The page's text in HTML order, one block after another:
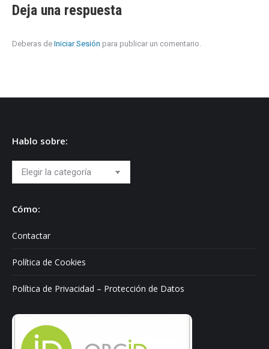
Deja una respuesta
Deberas de Iniciar Sesión para publicar un comentario.
Hablo sobre:
Hablo
sobre:
Cómo:
Contactar
Política de Cookies
Política de Privacidad – Protección de Datos